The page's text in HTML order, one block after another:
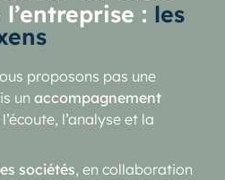
: les
proposons pas une
un accompagnement
l’analyse et la
sociétés, en collaboration